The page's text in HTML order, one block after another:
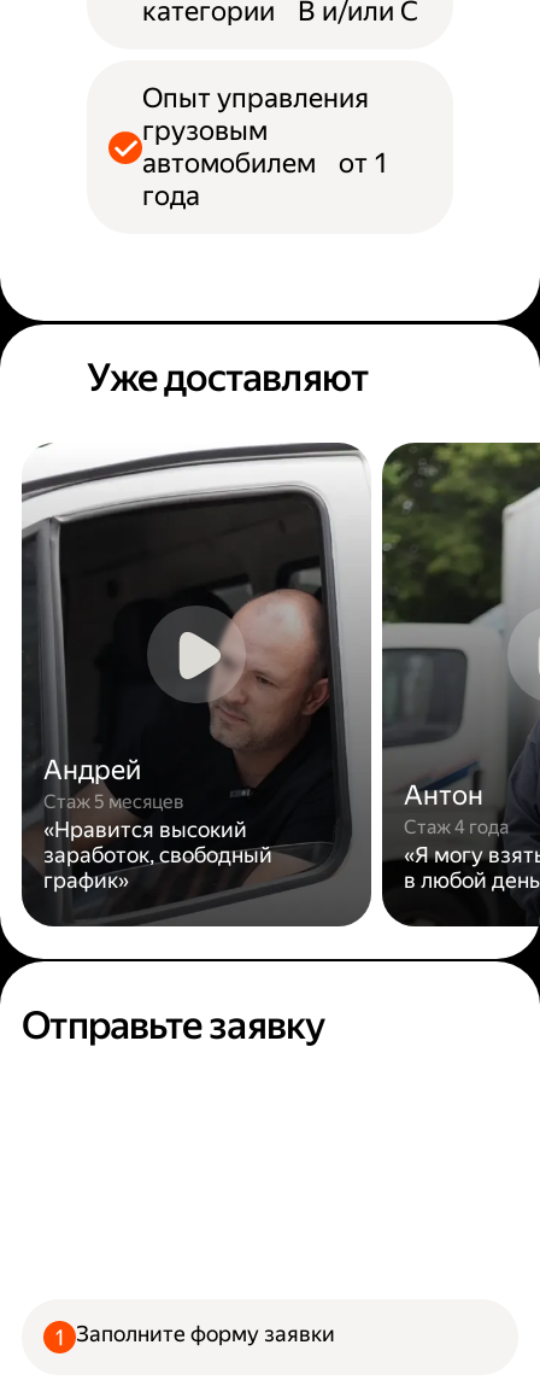
категории B и/или С
Опыт управления
грузовым
автомобилем от 1
года
Уже доставляют
Андрей
Стаж 5 месяцев
«Нравится высокий
заработок, свободный
график»
Антон
Стаж 4 года
«Я могу
в любой
Отправьте заявку
Заполните форму заявки